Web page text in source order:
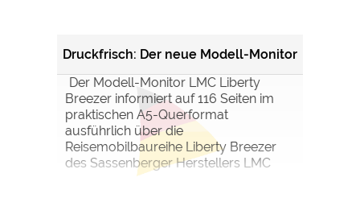
Druckfrisch: Der neue Modell-Monitor
Der Modell-Monitor LMC Liberty
Breezer informiert auf 116 Seiten im
praktischen A5-Querformat
ausführlich über die
Reisemobilbaureihe Liberty Breezer
des Sassenberger Herstellers LMC